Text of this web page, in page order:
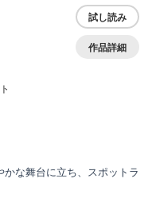
試し読み
作品詳細
な舞台に立ち、スポットラ